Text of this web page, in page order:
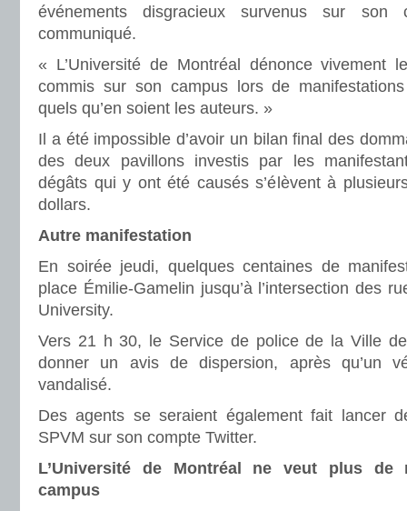
événements disgracieux survenus sur
communiqué.
« L’Université de Montréal dénonce vivement
commis sur son campus lors de
quels qu’en soient les auteurs. »
Il a été impossible d’avoir un bilan final des
des deux pavillons investis par les
dégâts qui y ont été causés s’élèvent à
dollars.
Autre manifestation
En soirée jeudi, quelques centaines de
place Émilie-Gamelin jusqu’à l’intersection des
University.
Vers 21 h 30, le Service de police de la Ville
donner un avis de dispersion, après qu’un
vandalisé.
Des agents se seraient également fait lancer
SPVM sur son compte Twitter.
L’Université de Montréal ne veut plus de
campus